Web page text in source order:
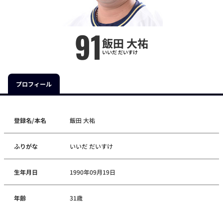
91飯田 大祐
いいだ だいすけ
プロフィール
登録名/本名 飯田 大祐
ふりがな いいだ だいすけ
生年月日 1990年09月19日
年齢 31歳